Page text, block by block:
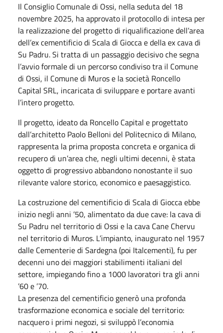
Il Consiglio Comunale di Ossi, nella seduta del 18
novembre 2025, ha approvato il protocollo di intesa per
la realizzazione del progetto di riqualificazione dell’area
dell’ex cementificio di Scala di Giocca e della ex cava di
Su Padru. Si tratta di un passaggio decisivo che segna
l’avvio formale di un percorso condiviso tra il Comune
di Ossi, il Comune di Muros e la società Roncello
Capital SRL, incaricata di sviluppare e portare avanti
l’intero progetto.
Il progetto, ideato da Roncello Capital e progettato
dall’architetto Paolo Belloni del Politecnico di Milano,
rappresenta la prima proposta concreta e organica di
recupero di un’area che, negli ultimi decenni, è stata
oggetto di progressivo abbandono nonostante il suo
rilevante valore storico, economico e paesaggistico.
La costruzione del cementificio di Scala di Giocca ebbe
inizio negli anni ’50, alimentato da due cave: la cava di
Su Padru nel territorio di Ossi e la cava Cane Chervu
nel territorio di Muros. L’impianto, inaugurato nel 1957
dalle Cementerie di Sardegna (poi Italcementi), fu per
decenni uno dei maggiori stabilimenti italiani del
settore, impiegando fino a 1000 lavoratori tra gli anni
’60 e ’70.
La presenza del cementificio generò una profonda
trasformazione economica e sociale del territorio:
nacquero i primi negozi, si sviluppò l’economia